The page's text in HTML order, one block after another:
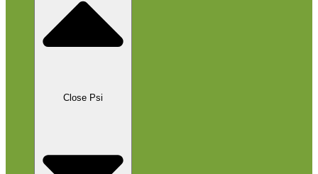
Close Psi